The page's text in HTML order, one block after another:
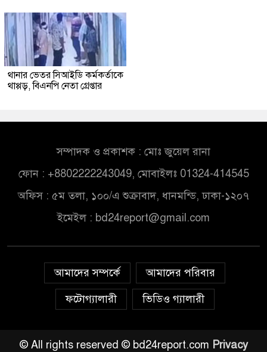
থানার ভেতর সিআইডি কর্মকর্তাকে
থাপ্পড়, বিএনপি নেতা গ্রেপ্তার
সম্পাদক ও প্রকাশক : মোঃ জুয়েল রানা
ফোন : +8802222243049, মোবাইলঃ 01324-414545
অফিস : ৫ম তলা, ১০০/এ শুক্রাবাদ, ধানমন্ডি, ঢাকা-১২০৭
ইমেইল : bd24report@gmail.com
আমাদের সম্পর্কে
আমাদের পরিবার
ফটোগ্যালারী
ভিডিও গ্যালারী
© All rights reserved © bd24report.com Privacy